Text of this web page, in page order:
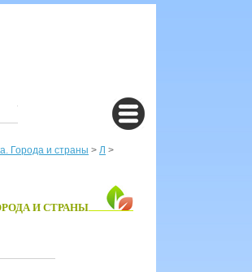
Города и страны > Л >
И СТРАНЫ